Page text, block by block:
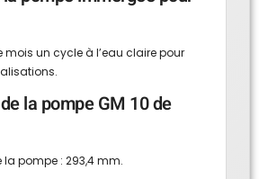
mois un cycle à l’eau claire pour
la pompe GM 10 de
pompe : 293,4 mm.